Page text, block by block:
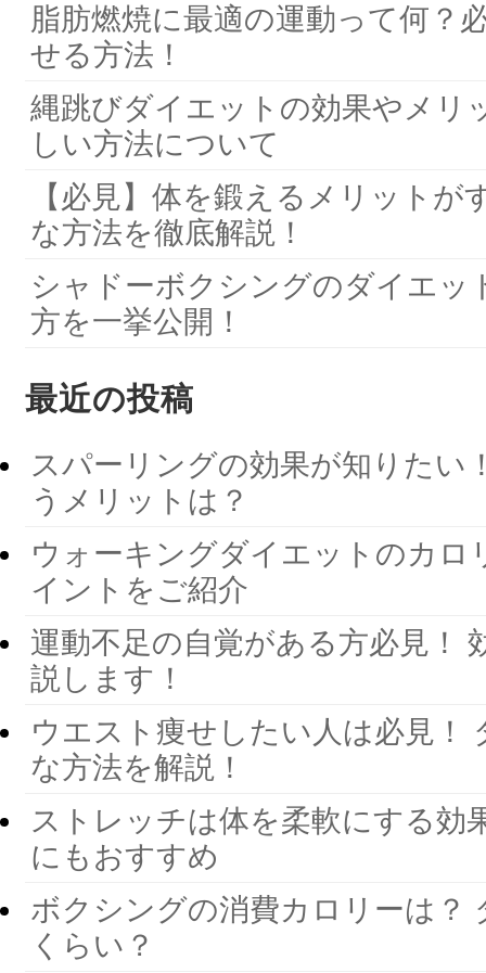
脂肪燃焼に最適の運動って何？
せる方法！
縄跳びダイエットの効果やメリ
しい方法について
【必見】体を鍛えるメリットが
な方法を徹底解説！
シャドーボクシングのダイエッ
方を一挙公開！
最近の投稿
スパーリングの効果が知りたい
うメリットは？
ウォーキングダイエットのカロ
イントをご紹介
運動不足の自覚がある方必見！
説します！
ウエスト痩せしたい人は必見！
な方法を解説！
ストレッチは体を柔軟にする効
にもおすすめ
ボクシングの消費カロリーは？
くらい？